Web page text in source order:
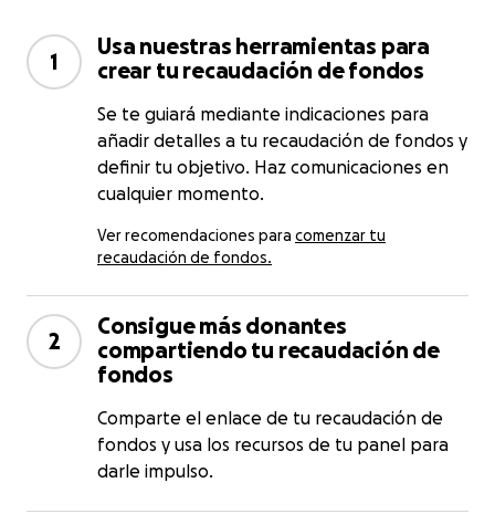
1
Usa nuestras herramientas para
crear tu recaudación de fondos
Se te guiará mediante indicaciones para
añadir detalles a tu recaudación de fondos y
definir tu objetivo. Haz comunicaciones en
cualquier momento.
Ver recomendaciones para comenzar tu
recaudación de fondos.
2
Consigue más donantes
compartiendo tu recaudación de
fondos
Comparte el enlace de tu recaudación de
fondos y usa los recursos de tu panel para
darle impulso.